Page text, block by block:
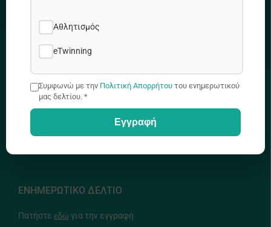
Προδρόμου & Δημητρακοπούλου 2, 1090 Λ/σια
+357 22448888
ΕΝΗΜΕΡΩΤΙΚΟ ΔΕΛΤΙΟ
Πατήστε εδώ για την εγγραφή
Αθλητισμός
eTwinning
Συμφωνώ με την Πολιτική Απορρήτου του ενημερωτικού
μας δελτίου. *
Εγγραφή